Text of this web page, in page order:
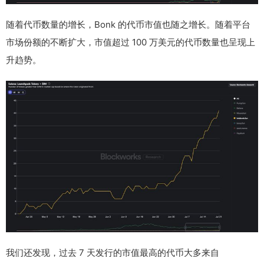
随着代币数量的增长，Bonk 的代币市值也随之增长。随着平台
市场份额的不断扩大，市值超过 100 万美元的代币数量也呈现上
升趋势。
我们还发现，过去 7 天发行的市值最高的代币大多来自